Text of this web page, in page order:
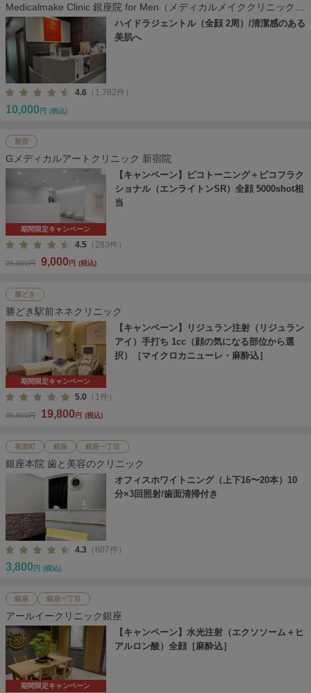
Medicalmake Clinic 銀座院 for Men（メディカルメイククリニック
銀座院）
ハイドラジェントル（全顔 2周）/清潔感のある
美肌へ
4.6 （1,782件）
10,000 円 (税込)
新宿
Gメディカルアートクリニック 新宿院
期間限定キャンペーン
【キャンペーン】ピコトーニング＋ピコフラク
ショナル（エンライトンSR）全顔 5000shot相
当
4.5 （283件）
25,000円 9,000円 (税込)
勝どき
勝どき駅前ネネクリニック
期間限定キャンペーン
【キャンペーン】リジュラン注射（リジュラン
アイ）手打ち 1cc（顔の気になる部位から選
択）［マイクロカニューレ・麻酔込］
5.0 （1件）
39,800円 19,800円 (税込)
有楽町 銀座 銀座一丁目
銀座本院 歯と美容のクリニック
オフィスホワイトニング（上下16〜20本）10
分×3回照射/歯面清掃付き
4.3 （607件）
3,800 円 (税込)
銀座 銀座一丁目
アールイークリニック銀座
期間限定キャンペーン
【キャンペーン】水光注射（エクソソーム＋ヒ
アルロン酸）全顔［麻酔込］